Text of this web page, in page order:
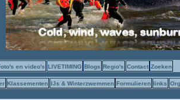
en video's LIVETIMING Blogs Regio's Contact Zoeken
Klassementen IJs & Winterzwemmen Formulieren links